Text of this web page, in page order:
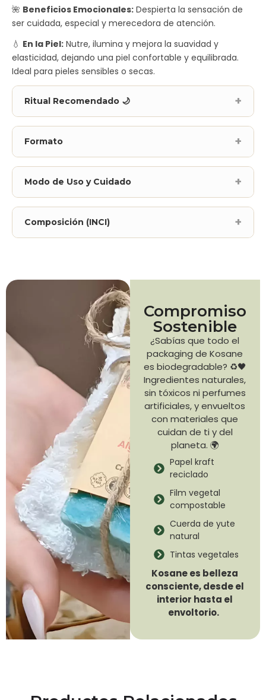
🌺 Beneficios Emocionales: Despierta la sensación de
ser cuidada, especial y merecedora de atención.
💧 En la Piel: Nutre, ilumina y mejora la suavidad y
elasticidad, dejando una piel confortable y equilibrada.
Ideal para pieles sensibles o secas.
Ritual Recomendado 🌙
Formato
Modo de Uso y Cuidado
Composición (INCI)
Compromiso
Sostenible
¿Sabías que todo el
packaging de Kosane
es biodegradable? ♻️🖤
Ingredientes naturales,
sin tóxicos ni perfumes
artificiales, y envueltos
con materiales que
cuidan de ti y del
planeta. 🌍
Papel kraft
reciclado
Film vegetal
compostable
Cuerda de yute
natural
Tintas vegetales
Kosane es belleza
consciente, desde el
interior hasta el
envoltorio.